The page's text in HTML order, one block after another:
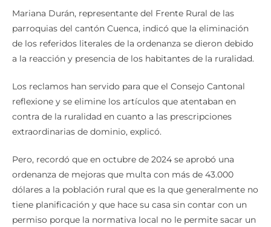
Mariana Durán, representante del Frente Rural de las
parroquias del cantón Cuenca, indicó que la eliminación
de los referidos literales de la ordenanza se dieron debido
a la reacción y presencia de los habitantes de la ruralidad.
Los reclamos han servido para que el Consejo Cantonal
reflexione y se elimine los artículos que atentaban en
contra de la ruralidad en cuanto a las prescripciones
extraordinarias de dominio, explicó.
Pero, recordó que en octubre de 2024 se aprobó una
ordenanza de mejoras que multa con más de 43.000
dólares a la población rural que es la que generalmente no
tiene planificación y que hace su casa sin contar con un
permiso porque la normativa local no le permite sacar un